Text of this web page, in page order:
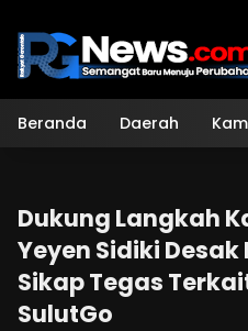
konten
Beranda Daerah
Dukung Langkah
Yeyen Sidiki
Sikap Tegas
SulutGo